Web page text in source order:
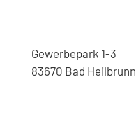
Gewerbepark 1-3
83670 Bad Heilbrunn